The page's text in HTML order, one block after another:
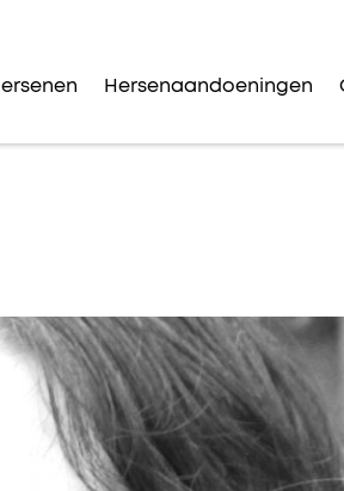
Hersenaandoeningen